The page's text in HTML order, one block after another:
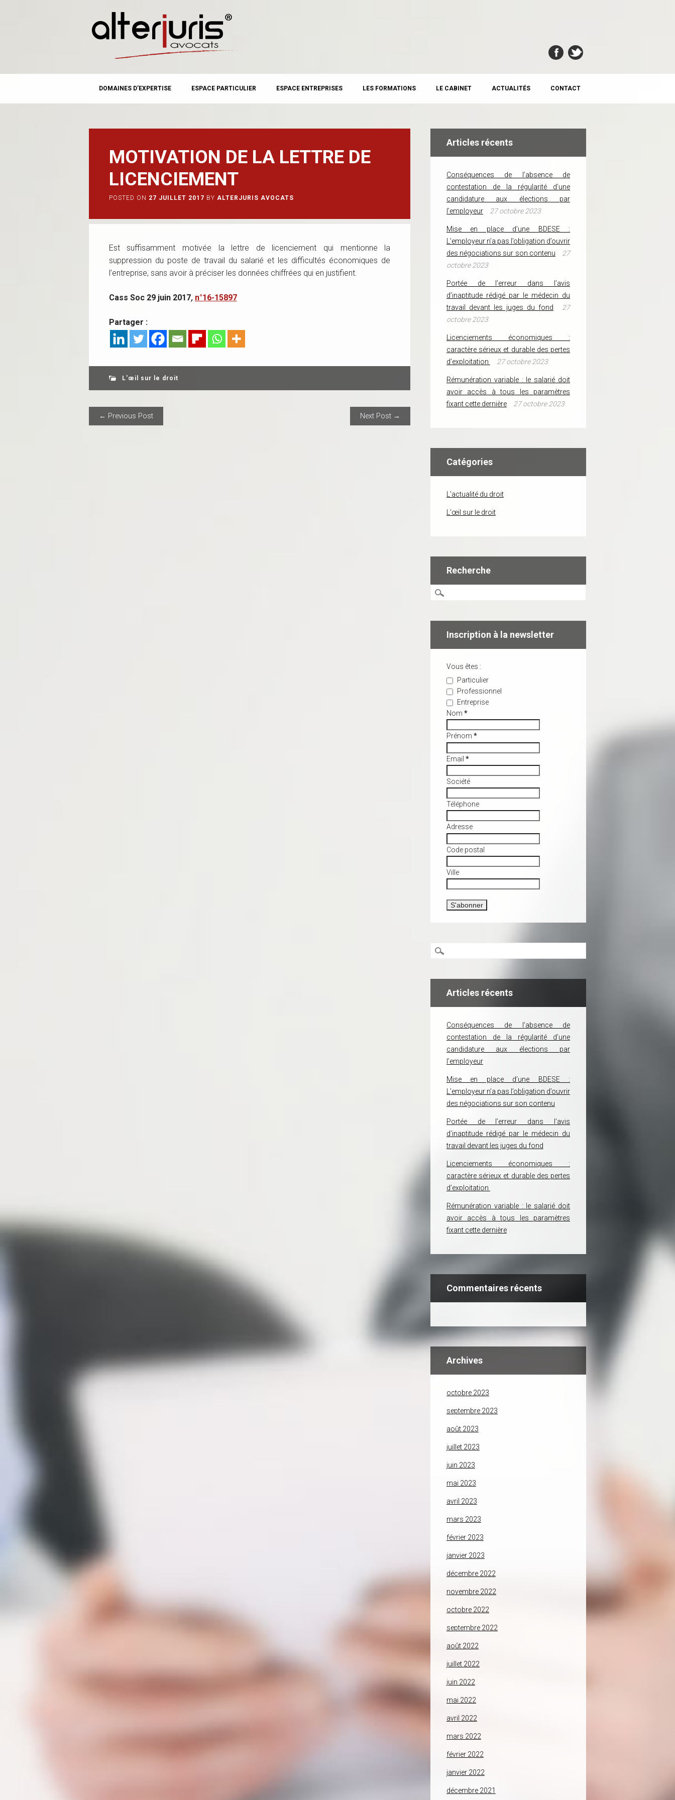
MAIN MENU
content
DOMAINES D’EXPERTISE ESPACE PARTICULIER ESPACE ENTREPRISES LES FORMATIONS LE CABINET ACTUALITÉS CONTACT
MOTIVATION DE LA LETTRE DE
LICENCIEMENT
POSTED ON 27 JUILLET 2017 BY ALTERJURIS AVOCATS
Est suffisamment motivée la lettre de licenciement qui mentionne la
suppression du poste de travail du salarié et les difficultés économiques de
l’entreprise, sans avoir à préciser les données chiffrées qui en justifient.
Cass Soc 29 juin 2017, n°16-15897
Partager :
L'œil sur le droit
POST NAVIGATION
← Previous Post Next Post →
Articles récents
Conséquences de l’absence de
contestation de la régularité d’une
candidature aux élections par
l’employeur
27 octobre 2023
Mise en place d’une BDESE :
L’employeur n’a pas l’obligation d’ouvrir
des négociations sur son contenu
27
octobre 2023
Portée de l’erreur dans l’avis
d’inaptitude rédigé par le médecin du
travail devant les juges du fond
27
octobre 2023
Licenciements économiques :
caractère sérieux et durable des pertes
d’exploitation
27 octobre 2023
Rémunération variable : le salarié doit
avoir accès à tous les paramètres
fixant cette dernière
27 octobre 2023
Catégories
L'actualité du droit
L'œil sur le droit
Recherche
Inscription à la newsletter
Vous êtes :
Particulier
Professionnel
Entreprise
Nom *
Prénom *
Email *
Société
Téléphone
Adresse
Code postal
Ville
Articles récents
Conséquences de l’absence de
contestation de la régularité d’une
candidature aux élections par
l’employeur
Mise en place d’une BDESE :
L’employeur n’a pas l’obligation d’ouvrir
des négociations sur son contenu
Portée de l’erreur dans l’avis
d’inaptitude rédigé par le médecin du
travail devant les juges du fond
Licenciements économiques :
caractère sérieux et durable des pertes
d’exploitation
Rémunération variable : le salarié doit
avoir accès à tous les paramètres
fixant cette dernière
Commentaires récents
Archives
octobre 2023
septembre 2023
août 2023
juillet 2023
juin 2023
mai 2023
avril 2023
mars 2023
février 2023
janvier 2023
décembre 2022
novembre 2022
octobre 2022
septembre 2022
août 2022
juillet 2022
juin 2022
mai 2022
avril 2022
mars 2022
février 2022
janvier 2022
décembre 2021